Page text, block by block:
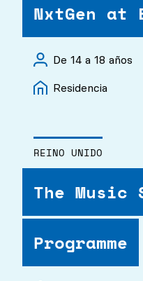
NxtGen at
De 14 a 18 años
Residencia
REINO UNIDO
The Music
Programme